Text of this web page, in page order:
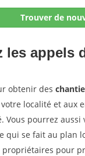
Trouver de
les appels
obtenir des
localité et aux
Vous pourrez
qui se fait au plan
pour